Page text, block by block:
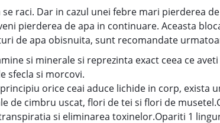
raci. Dar in cazul unei febre mari pierderea
pierderea de apa in continuare. Aceasta
de apa obisnuita, sunt recomandate
si minerale si reprezinta exact ceea ce
sfecla si morcovi.
orice ceai aduce lichide in corp, exista
de cimbru uscat, flori de tei si flori de
si eliminarea toxinelor.Opariti 1